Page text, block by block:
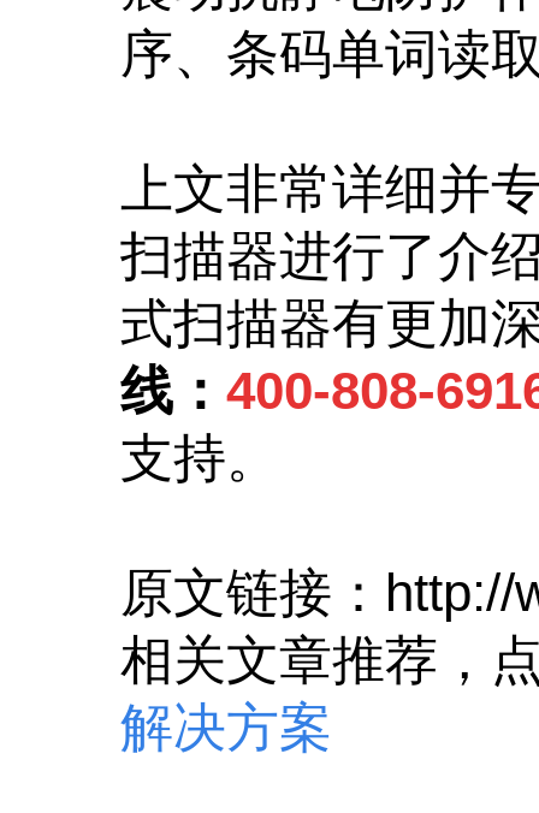
序、条码单词读
上文非常详细并
扫描器进行了介
式扫描器有更加
线： 400-808-
支持。
原文链接： http://
相关文章推荐，
解决方案